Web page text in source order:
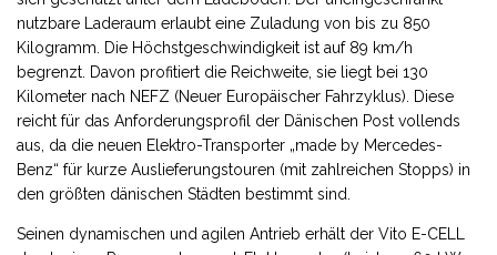
nutzbare Laderaum erlaubt eine Zuladung von bis zu 850
Kilogramm. Die Höchstgeschwindigkeit ist auf 89 km/h
begrenzt. Davon profitiert die Reichweite, sie liegt bei 130
Kilometer nach NEFZ (Neuer Europäischer Fahrzyklus). Diese
reicht für das Anforderungsprofil der Dänischen Post vollends
aus, da die neuen Elektro-Transporter „made by Mercedes-
Benz“ für kurze Auslieferungstouren (mit zahlreichen Stopps) in
den größten dänischen Städten bestimmt sind.
Seinen dynamischen und agilen Antrieb erhält der Vito E-CELL